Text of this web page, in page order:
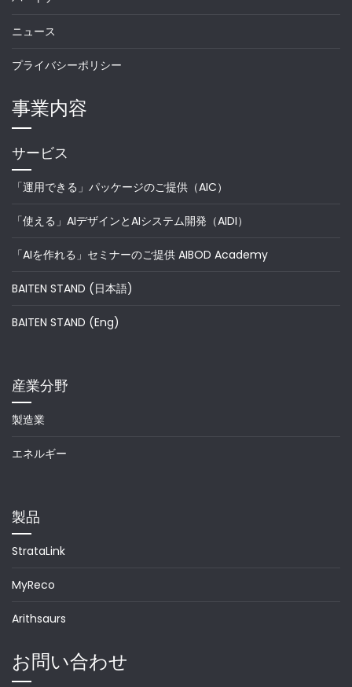
ニュース
プライバシーポリシー
事業内容
サービス
「運用できる」パッケージのご提供（AIC）
「使える」AIデザインとAIシステム開発（AIDI）
「AIを作れる」セミナーのご提供 AIBOD Academy
BAITEN STAND (日本語)
BAITEN STAND (Eng)
産業分野
製造業
エネルギー
製品
StrataLink
MyReco
Arithsaurs
お問い合わせ